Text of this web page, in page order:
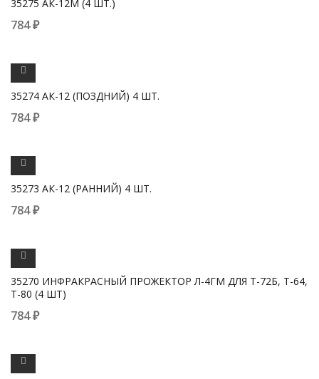
35275 АК-12М (4 ШТ.)
784₽
35274 АК-12 (ПОЗДНИЙ) 4 ШТ.
784₽
35273 АК-12 (РАННИЙ) 4 ШТ.
784₽
35270 ИНФРАКРАСНЫЙ ПРОЖЕКТОР Л-4ГМ ДЛЯ Т-72Б, Т-64,
Т-80 (4 ШТ)
784₽